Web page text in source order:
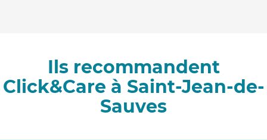
Ils recommandent
Click&Care à Saint-Jean-de-
Sauves